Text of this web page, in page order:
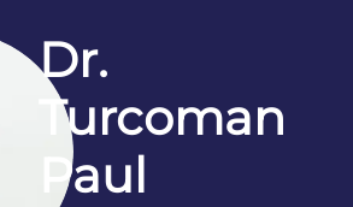
Dr.
Turcoman
Paul